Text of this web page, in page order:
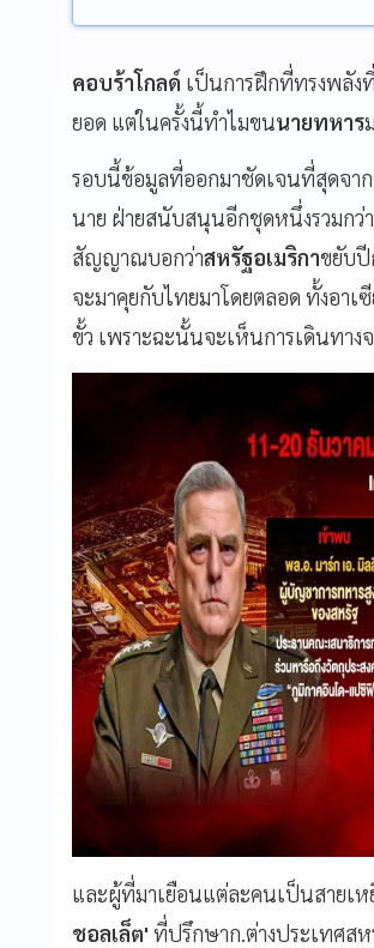
คอบร้าโกลด์ เป็นการฝึกที่ทรงพลัง
ยอด แต่ในครั้งนี้ทำไมขนนายทหาร
รอบนี้ข้อมูลที่ออกมาชัดเจนที่สุดจาก
นาย ฝ่ายสนับสนุนอีกชุดหนึ่งรวมก
สัญญาณบอกว่าสหรัฐอเมริกาขยับปี
จะมาคุยกับไทยมาโดยตลอด ทั้งอาเ
ขั้ว เพราะฉะนั้นจะเห็นการเดินทาง
และผู้ที่มาเยือนแต่ละคนเป็นสายเ
ชอลเล็ต' ที่ปรึกษาก.ต่างประเทศสห